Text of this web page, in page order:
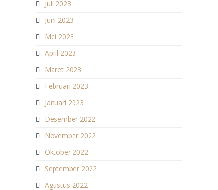
Juli 2023
Juni 2023
Mei 2023
April 2023
Maret 2023
Februari 2023
Januari 2023
Desember 2022
November 2022
Oktober 2022
September 2022
Agustus 2022